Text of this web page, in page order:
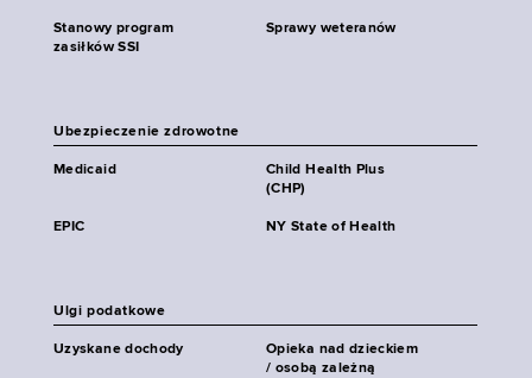
Stanowy program
zasiłków SSI
Sprawy weteranów
Ubezpieczenie zdrowotne
Medicaid
Child Health Plus
(CHP)
EPIC NY State of Health
Ulgi podatkowe
Uzyskane dochody
Opieka nad dzieckiem
/ osobą zależną